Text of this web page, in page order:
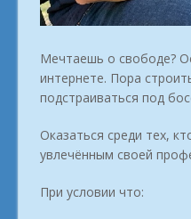
Мечтаешь о свободе?
интернете. Пора
подстраиваться под
Оказаться среди тех,
увлечённым своей
При условии что: